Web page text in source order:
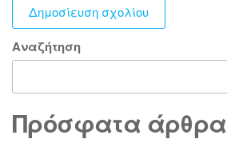
Αναζήτηση
Πρόσφατα άρθρα